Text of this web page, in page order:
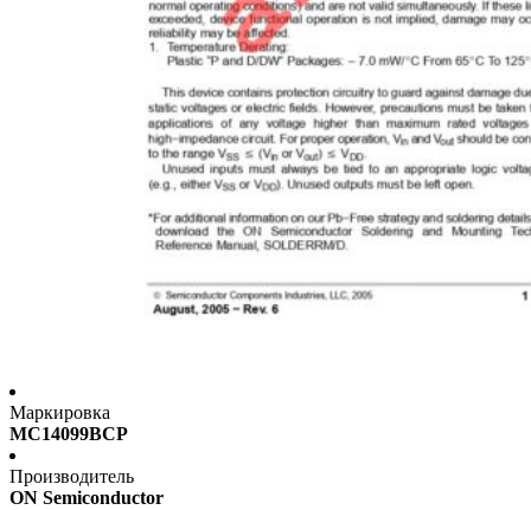
Маркировка
MC14099BCP
Производитель
ON Semiconductor